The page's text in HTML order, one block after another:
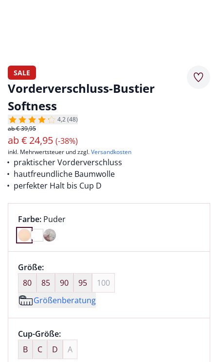
SALE
Vorderverschluss-Bustier
Softness
4,2 (48)
ab € 39,95
ab€ 24,95 (-38%)
inkl. Mehrwertsteuer und zzgl.Versandkosten
praktischer Vorderverschluss
hautfreundliche Baumwolle
perfekter Halt bis Cup D
Farbauswahl:
Farbe: aktuell ausgewählt:
Puder
Farbe Puder ausgewählt
Größenauswahl:
Größe:nichts ausgewählt
80
85 90 95
100
Größenberatung
Größenauswahl:
Cup-Größe:nichts ausgewählt
B
C D A